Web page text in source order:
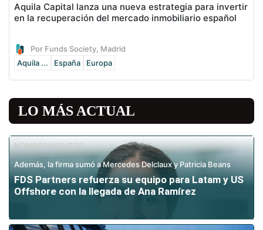
Aquila Capital lanza una nueva estrategia para invertir
en la recuperación del mercado inmobiliario español
Por Funds Society, Madrid
Aquila ...
España Europa
LO MÁS ACTUAL
NOMBRAMIENTOS
Además, la firma sumó a Mercedes Delclaux y Patricia Beans
FDS Partners refuerza su equipo para Latam y US
Offshore con la llegada de Ana Ramírez